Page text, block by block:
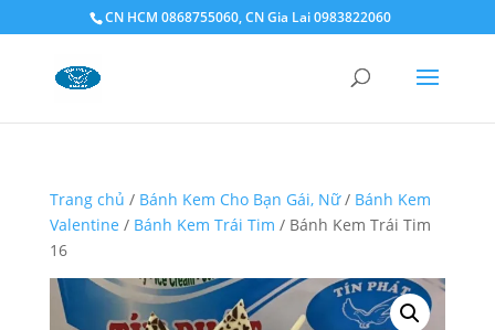
CN HCM 0868755060, CN Gia Lai 0983822060
Trang chủ / Bánh Kem Cho Bạn Gái, Nữ/ Bánh Kem
Valentine / Bánh Kem Trái Tim / Bánh Kem Trái Tim
16